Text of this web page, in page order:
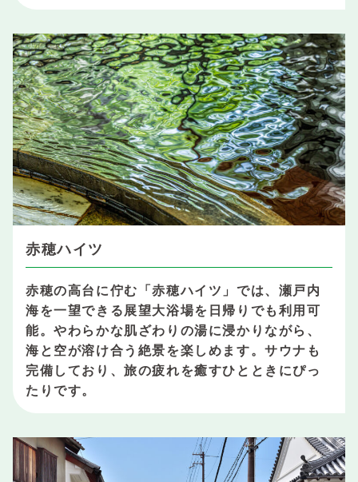
赤穂ハイツ
赤穂の高台に佇む「赤穂ハイツ」では、瀬戸内
海を一望できる展望大浴場を日帰りでも利用可
能。やわらかな肌ざわりの湯に浸かりながら、
海と空が溶け合う絶景を楽しめます。サウナも
完備しており、旅の疲れを癒すひとときにぴっ
たりです。